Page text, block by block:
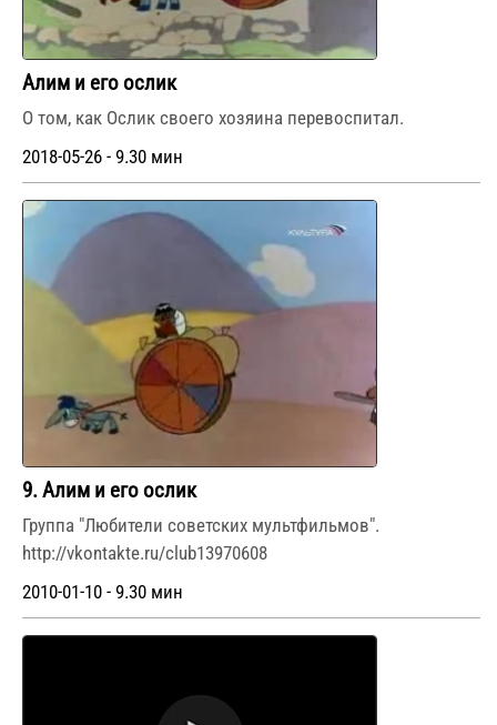
Алим и его ослик
О том, как Ослик своего хозяина перевоспитал.
2018-05-26 - 9.30 мин
9. Алим и его ослик
Группа "Любители советских мультфильмов".
http://vkontakte.ru/club13970608
2010-01-10 - 9.30 мин